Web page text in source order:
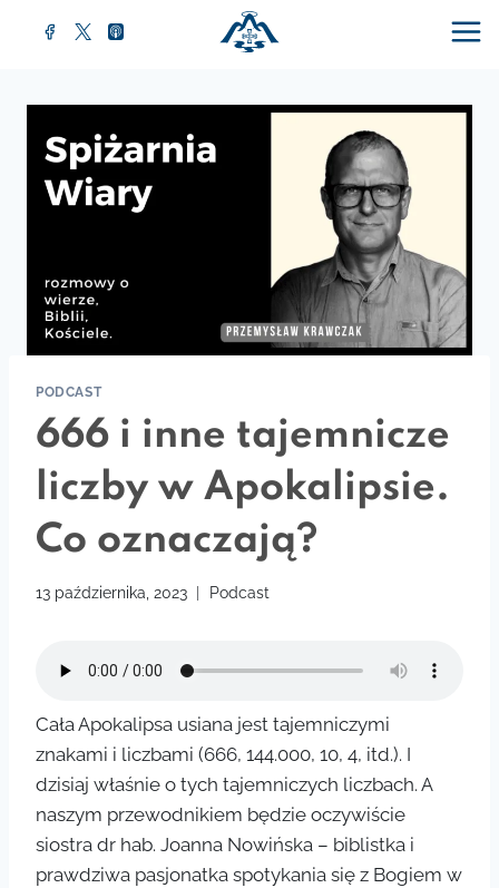
PODCAST
666 i inne tajemnicze
liczby w Apokalipsie.
Co oznaczają?
13 października, 2023 Podcast
Cała Apokalipsa usiana jest tajemniczymi
znakami i liczbami (666, 144.000, 10, 4, itd.). I
dzisiaj właśnie o tych tajemniczych liczbach. A
naszym przewodnikiem będzie oczywiście
siostra dr hab. Joanna Nowińska – biblistka i
prawdziwa pasjonatka spotykania się z Bogiem w